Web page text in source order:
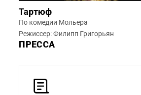
Тартюф
По комедии Мольера
Режиссер: Филипп Григорьян
ПРЕССА